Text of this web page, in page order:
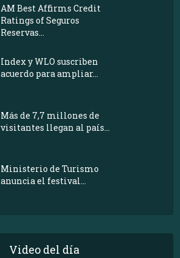
AM Best Affirms Credit
Ratings of Seguros
Reservas...
Index y WLO suscriben
acuerdo para ampliar...
Más de 7,7 millones de
visitantes llegan al país...
Ministerio de Turismo
anuncia el festival...
Video del día